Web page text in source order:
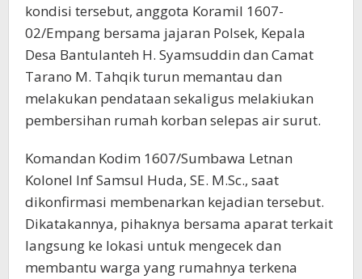
kondisi tersebut, anggota Koramil 1607-
02/Empang bersama jajaran Polsek, Kepala
Desa Bantulanteh H. Syamsuddin dan Camat
Tarano M. Tahqik turun memantau dan
melakukan pendataan sekaligus melakiukan
pembersihan rumah korban selepas air surut.
Komandan Kodim 1607/Sumbawa Letnan
Kolonel Inf Samsul Huda, SE. M.Sc., saat
dikonfirmasi membenarkan kejadian tersebut.
Dikatakannya, pihaknya bersama aparat terkait
langsung ke lokasi untuk mengecek dan
membantu warga yang rumahnya terkena